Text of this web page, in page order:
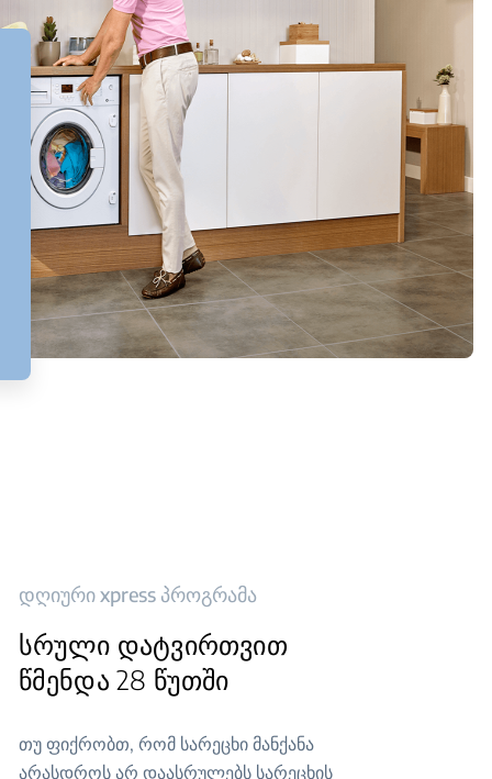
დღიური xpress პროგრამა
სრული დატვირთვით
წმენდა 28 წუთში
თუ ფიქრობთ, რომ სარეცხი მანქანა
არასდროს არ დაასრულებს სარეცხის